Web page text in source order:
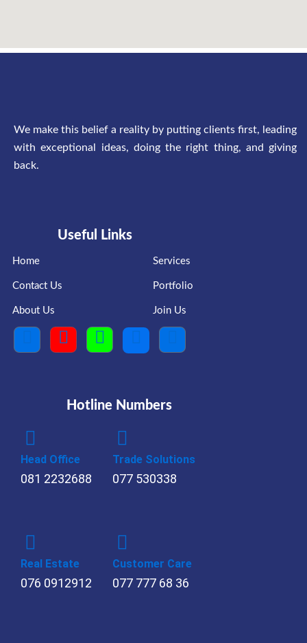
We make this belief a reality by putting clients first, leading
with exceptional ideas, doing the right thing, and giving
back.
Useful Links
Home
Contact Us
About Us
Services
Portfolio
Join Us
Hotline Numbers
Head Office
081 2232688
Trade Solutions
077 530338
Real Estate
076 0912912
Customer Care
077 777 68 36